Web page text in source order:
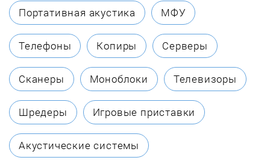
Dantex
DanVex
De Dietrich
Defro
DON
Портативная акустика МФУ
Телефоны Копиры Серверы
Сканеры Моноблоки Телевизоры
Шредеры Игровые приставки
Акустические системы